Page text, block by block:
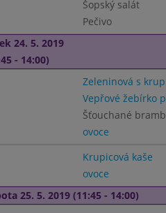
Šopský salát
Pečivo
24. 5. 2019
- 14:00)
Zeleninová s
Vepřové žebírko
Šťouchané
ovoce
Krupicová kaše
ovoce
25. 5. 2019 (11:45 - 14:00)